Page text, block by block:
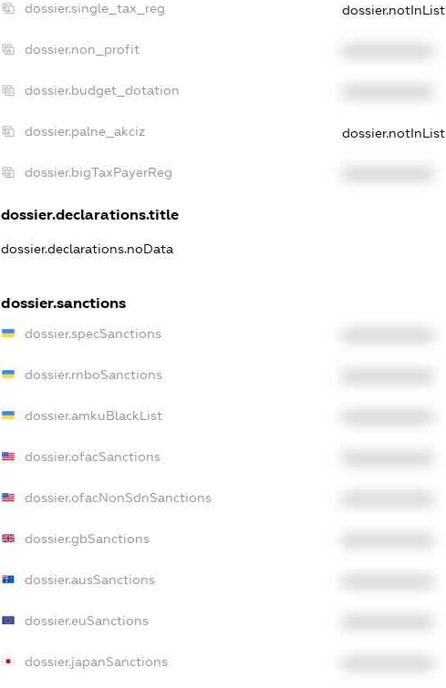
dossier.single_tax_reg dossier.notInList
dossier.non_profit
dossier.budget_dotation
dossier.palne_akciz dossier.notInList
dossier.bigTaxPayerReg
dossier.declarations.title
dossier.declarations.noData
dossier.sanctions
dossier.specSanctions
dossier.rnboSanctions
dossier.amkuBlackList
dossier.ofacSanctions
dossier.ofacNonSdnSanctions
dossier.gbSanctions
dossier.ausSanctions
dossier.euSanctions
dossier.japanSanctions